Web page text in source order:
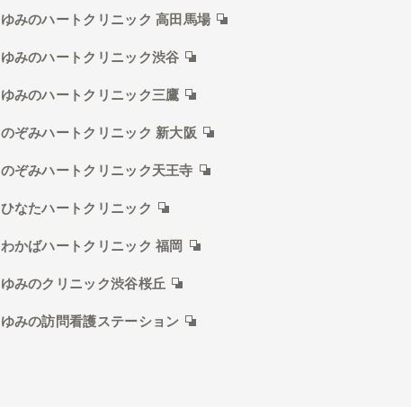
ゆみのハートクリニック 高田馬場
ゆみのハートクリニック渋谷
ゆみのハートクリニック三鷹
のぞみハートクリニック 新大阪
のぞみハートクリニック天王寺
ひなたハートクリニック
わかばハートクリニック 福岡
ゆみのクリニック渋谷桜丘
ゆみの訪問看護ステーション